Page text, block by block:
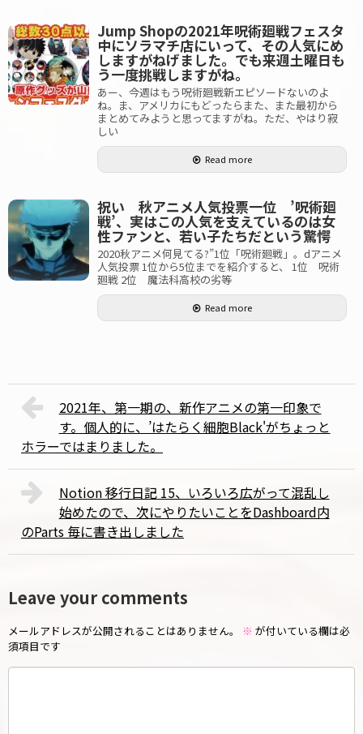
Jump Shopの2021年呪術廻戦フェスタ
中にソラマチ店にいって、その人気にめ
しますがねげました。でも来週土曜日も
う一度挑戦しますがね。
あー、今週はもう呪術廻戦新エピソードないのよ
ね。ま、アメリカにもどったらまた、また最初から
まとめてみようと思ってますがね。ただ、やはり寂
しい
Read more
祝い 秋アニメ人気投票一位 ’呪術廻
戦’、実はこの人気を支えているのは女
性ファンと、若い子たちだという驚愕
2020秋アニメ何見てる?”1位「呪術廻戦」。dアニメ
人気投票 1位から5位までを紹介すると、 1位 呪術
廻戦 2位 魔法科高校の劣等
Read more
2021年、第一期の、新作アニメの第一印象で
す。個人的に、’はたらく細胞Black'がちょっと
ホラーではまりました。
Notion 移行日記 15、いろいろ広がって混乱し
始めたので、次にやりたいことをDashboard内
のParts 毎に書き出しました
Leave your comments
メールアドレスが公開されることはありません。 ※ が付いている欄は必
須項目です